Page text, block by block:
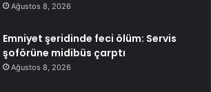
Ağustos 8, 2026
Emniyet şeridinde feci ölüm: Servis
şoförüne midibüs çarptı
Ağustos 8, 2026